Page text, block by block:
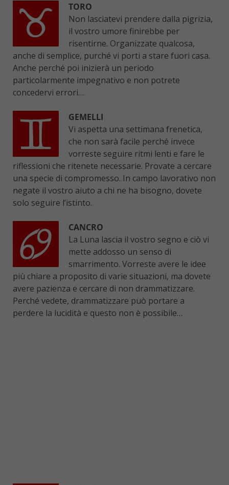
TORO
Non lasciatevi prendere dalla pigrizia,
il vostro umore finirebbe per
risentirne. Organizzate qualcosa,
anche di semplice, purché vi porti a stare fuori casa.
Anche perché poi inizierà un periodo
particolarmente impegnativo e non potrete
concedervi errori…
GEMELLI
Vi aspetta una settimana frenetica,
che non sarà facile perché invece
vorreste seguire ritmi lenti e fare le
riflessioni che ritenete necessarie. Provate a cercare
una specie di compromesso. In campo lavorativo non
negate il vostro aiuto a chi ne ha bisogno, dovete
solo seguire l’istinto.
CANCRO
La Luna lascia il vostro segno e ciò vi
mette addosso un senso di
smarrimento. Vorreste avere le idee
più chiare a proposito di varie situazioni, ma dovete
avere pazienza e cercare di non drammatizzare.
Perché vedete, drammatizzare può portare a
perdere la lucidità e questo non è possibile…